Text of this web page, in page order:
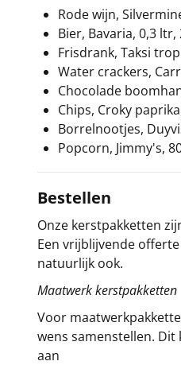
Rode wijn,
Bier, Bavaria, 0,3 ltr,
Frisdrank, Taksi
Water crackers,
Chocolade
Chips, Croky
Borrelnootjes,
Popcorn, Jimmy's,
Bestellen
Onze kerstpakketten
Een vrijblijvende
natuurlijk ook.
Maatwerk kerstpakketten
Voor
wens samenstellen. Dit
aan